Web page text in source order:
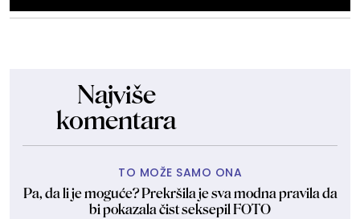
Najviše
komentara
TO MOŽE SAMO ONA
Pa, da li je moguće? Prekršila je sva modna pravila da
bi pokazala čist seksepil FOTO